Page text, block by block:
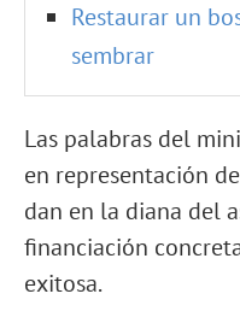
Restaurar un
sembrar
Las palabras del
en representación
dan en la diana del
financiación
exitosa.